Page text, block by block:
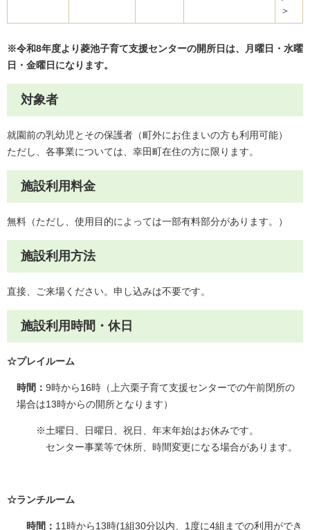
＞
※令和8年度より菱池子育て支援センターの開所日は、月曜日・水曜
日・金曜日になります。
対象者
就園前の乳幼児とその保護者（町外にお住まいの方も利用可能）
ただし、各事業については、幸田町在住の方に限ります。
施設利用料金
無料（ただし、使用目的によっては一部有料部分があります。）
施設利用方法
直接、ご来場ください。申し込みは不要です。
施設利用時間・休日
☆プレイルーム
時間： 9時から16時（上六栗子育て支援センターでの午前閉所の
場合は13時からの開所となります）
※土曜日、日曜日、祝日、年末年始はお休みです。
センター事業等で休所、時間変更になる場合があります。
☆ランチルーム
時間： 11時から13時(1組30分以内、1度に4組までの利用ができ